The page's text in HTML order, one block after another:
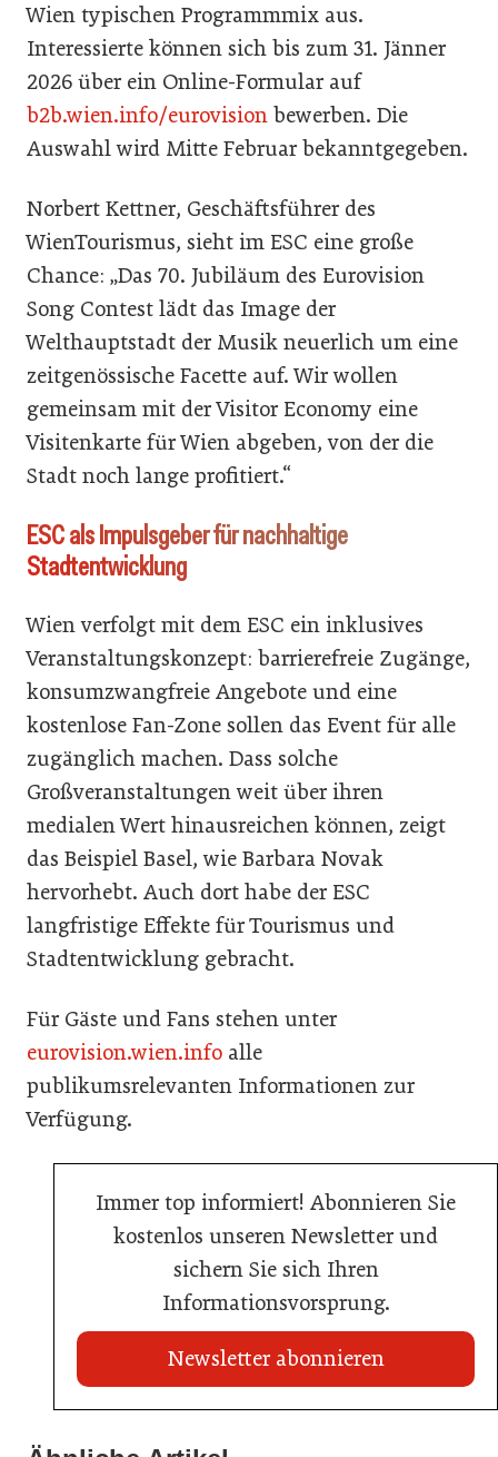
Wien typischen Programmmix aus.
Interessierte können sich bis zum 31. Jänner
2026 über ein Online-Formular auf
b2b.wien.info/eurovision bewerben. Die
Auswahl wird Mitte Februar bekanntgegeben.
Norbert Kettner, Geschäftsführer des
WienTourismus, sieht im ESC eine große
Chance: „Das 70. Jubiläum des Eurovision
Song Contest lädt das Image der
Welthauptstadt der Musik neuerlich um eine
zeitgenössische Facette auf. Wir wollen
gemeinsam mit der Visitor Economy eine
Visitenkarte für Wien abgeben, von der die
Stadt noch lange profitiert.“
ESC als Impulsgeber für nachhaltige
Stadtentwicklung
Wien verfolgt mit dem ESC ein inklusives
Veranstaltungskonzept: barrierefreie Zugänge,
konsumzwangfreie Angebote und eine
kostenlose Fan-Zone sollen das Event für alle
zugänglich machen. Dass solche
Großveranstaltungen weit über ihren
medialen Wert hinausreichen können, zeigt
das Beispiel Basel, wie Barbara Novak
hervorhebt. Auch dort habe der ESC
langfristige Effekte für Tourismus und
Stadtentwicklung gebracht.
Für Gäste und Fans stehen unter
eurovision.wien.info alle
publikumsrelevanten Informationen zur
Verfügung.
Immer top informiert! Abonnieren Sie
kostenlos unseren Newsletter und
sichern Sie sich Ihren
Informationsvorsprung.
Newsletter abonnieren